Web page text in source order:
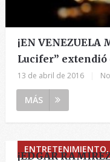
¡EN VENEZUELA
Lucifer” extendió
13 de abril de 2016
MÁS
¡EDGAR